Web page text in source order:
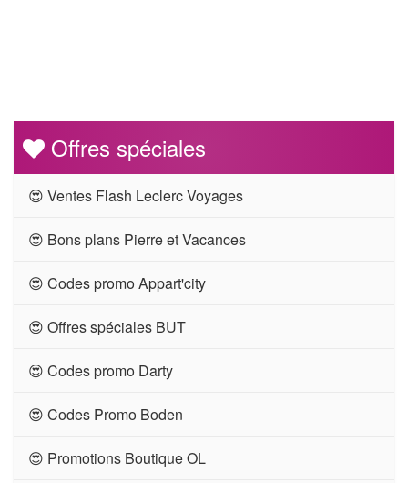
Offres spéciales
😍 Ventes Flash Leclerc Voyages
😍 Bons plans Pierre et Vacances
😍 Codes promo Appart'city
😍 Offres spéciales BUT
😍 Codes promo Darty
😍 Codes Promo Boden
😍 Promotions Boutique OL